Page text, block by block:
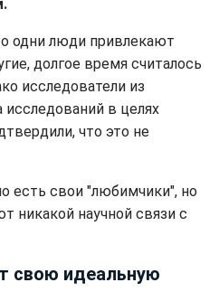
одни люди привлекают
долгое время считалось
исследователи из
в целях
что это не
есть свои "любимчики", но
никакой научной связи с
свою идеальную